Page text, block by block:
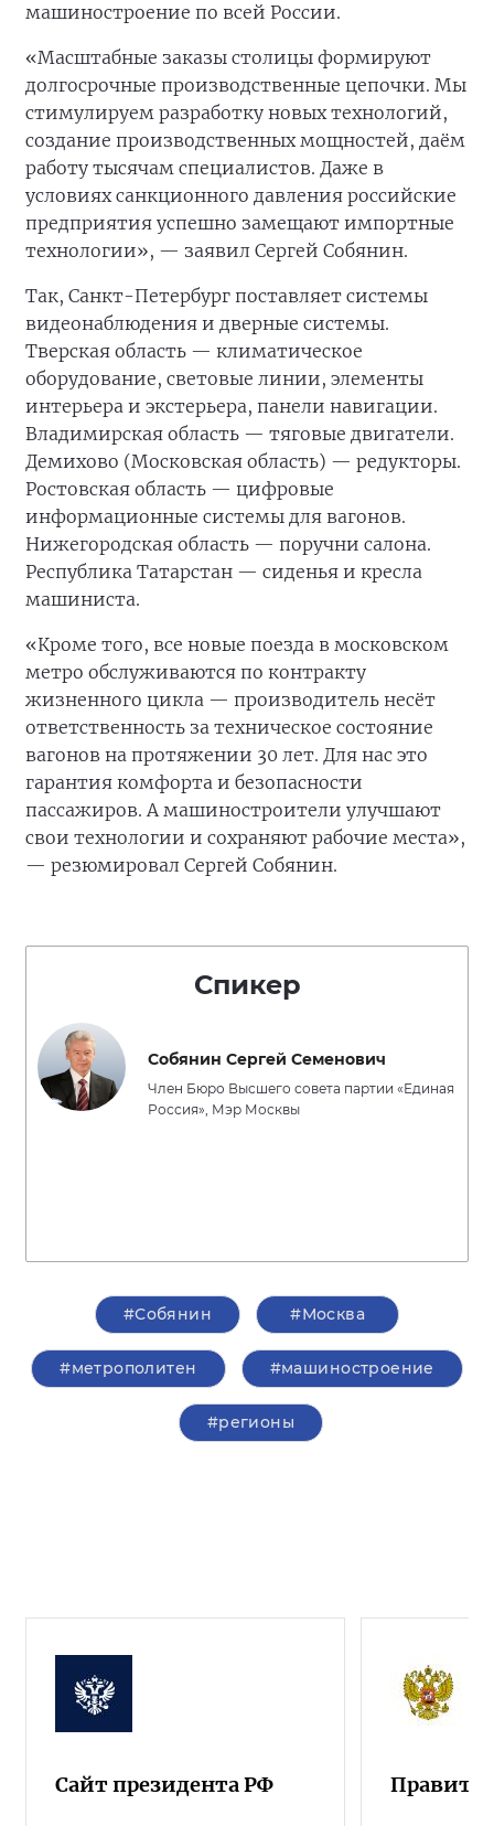
машиностроение по всей России.
«Масштабные заказы столицы формируют
долгосрочные производственные цепочки. Мы
стимулируем разработку новых технологий,
создание производственных мощностей, даём
работу тысячам специалистов. Даже в
условиях санкционного давления российские
предприятия успешно замещают импортные
технологии», — заявил Сергей Собянин.
Так, Санкт-Петербург поставляет системы
видеонаблюдения и дверные системы.
Тверская область — климатическое
оборудование, световые линии, элементы
интерьера и экстерьера, панели навигации.
Владимирская область — тяговые двигатели.
Демихово (Московская область) — редукторы.
Ростовская область — цифровые
информационные системы для вагонов.
Нижегородская область — поручни салона.
Республика Татарстан — сиденья и кресла
машиниста.
«Кроме того, все новые поезда в московском
метро обслуживаются по контракту
жизненного цикла — производитель несёт
ответственность за техническое состояние
вагонов на протяжении 30 лет. Для нас это
гарантия комфорта и безопасности
пассажиров. А машиностроители улучшают
свои технологии и сохраняют рабочие места»,
— резюмировал Сергей Собянин.
Спикер
Собянин Сергей Семенович
Член Бюро Высшего совета партии «Единая
Россия», Мэр Москвы
#Собянин #Москва
#метрополитен #машиностроение
#регионы
Сайт президента РФ